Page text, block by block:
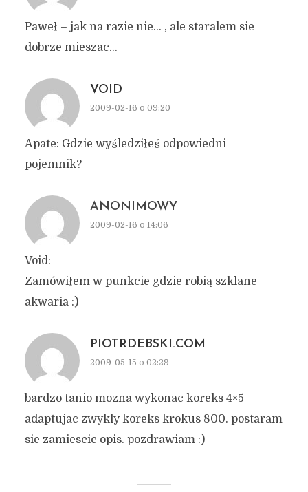
Paweł – jak na razie nie… , ale staralem sie
dobrze mieszac…
VOID
2009-02-16 o 09:20
Apate: Gdzie wyśledziłeś odpowiedni
pojemnik?
ANONIMOWY
2009-02-16 o 14:06
Void:
Zamówiłem w punkcie gdzie robią szklane
akwaria :)
PIOTRDEBSKI.COM
2009-05-15 o 02:29
bardzo tanio mozna wykonac koreks 4×5
adaptujac zwykly koreks krokus 800. postaram
sie zamiescic opis. pozdrawiam :)